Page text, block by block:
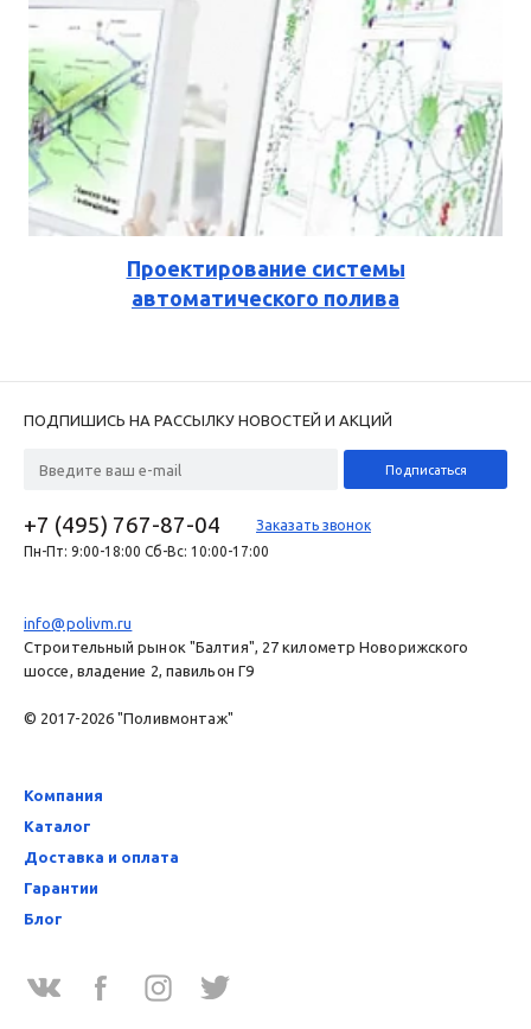
Проектирование системы
автоматического полива
ПОДПИШИСЬ НА РАССЫЛКУ НОВОСТЕЙ И АКЦИЙ
+7 (495) 767-87-04
Заказать звонок
Пн-Пт: 9:00-18:00 Сб-Вс: 10:00-17:00
info@polivm.ru
Строительный рынок "Балтия", 27 километр Новорижского
шоссе, владение 2, павильон Г9
© 2017-2026 "Поливмонтаж"
Компания
Каталог
Доставка и оплата
Гарантии
Блог